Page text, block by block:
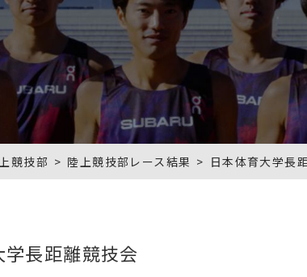
競技部 陸上競技部レース結果 日本体育大学長
学長距離競技会